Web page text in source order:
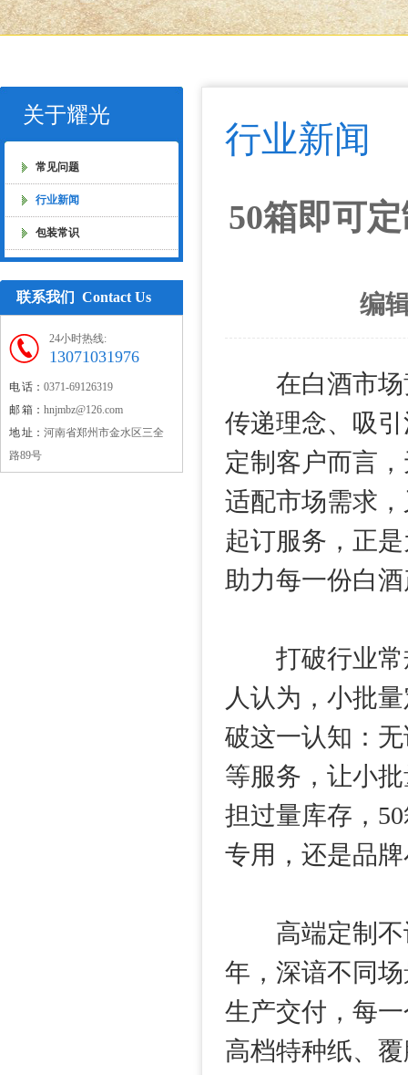
关于耀光
常见问题
行业新闻
包装常识
联系我们 Contact Us
24小时热线:
13071031976
电 话： 0371-69126319
邮 箱： hnjmbz@126.com
地 址： 河南省郑州市金水区三全
路89号
行业新闻
50箱即可
编
在白酒市场
传递理念、吸
定制客户而言
适配市场需求
起订服务，正
助力每一份白
打破行业常规
人认为，小批
破这一认知：
等服务，让小
担过量库存，
专用，还是品
高端定制不
年，深谙不同
生产交付，每
高档特种纸、